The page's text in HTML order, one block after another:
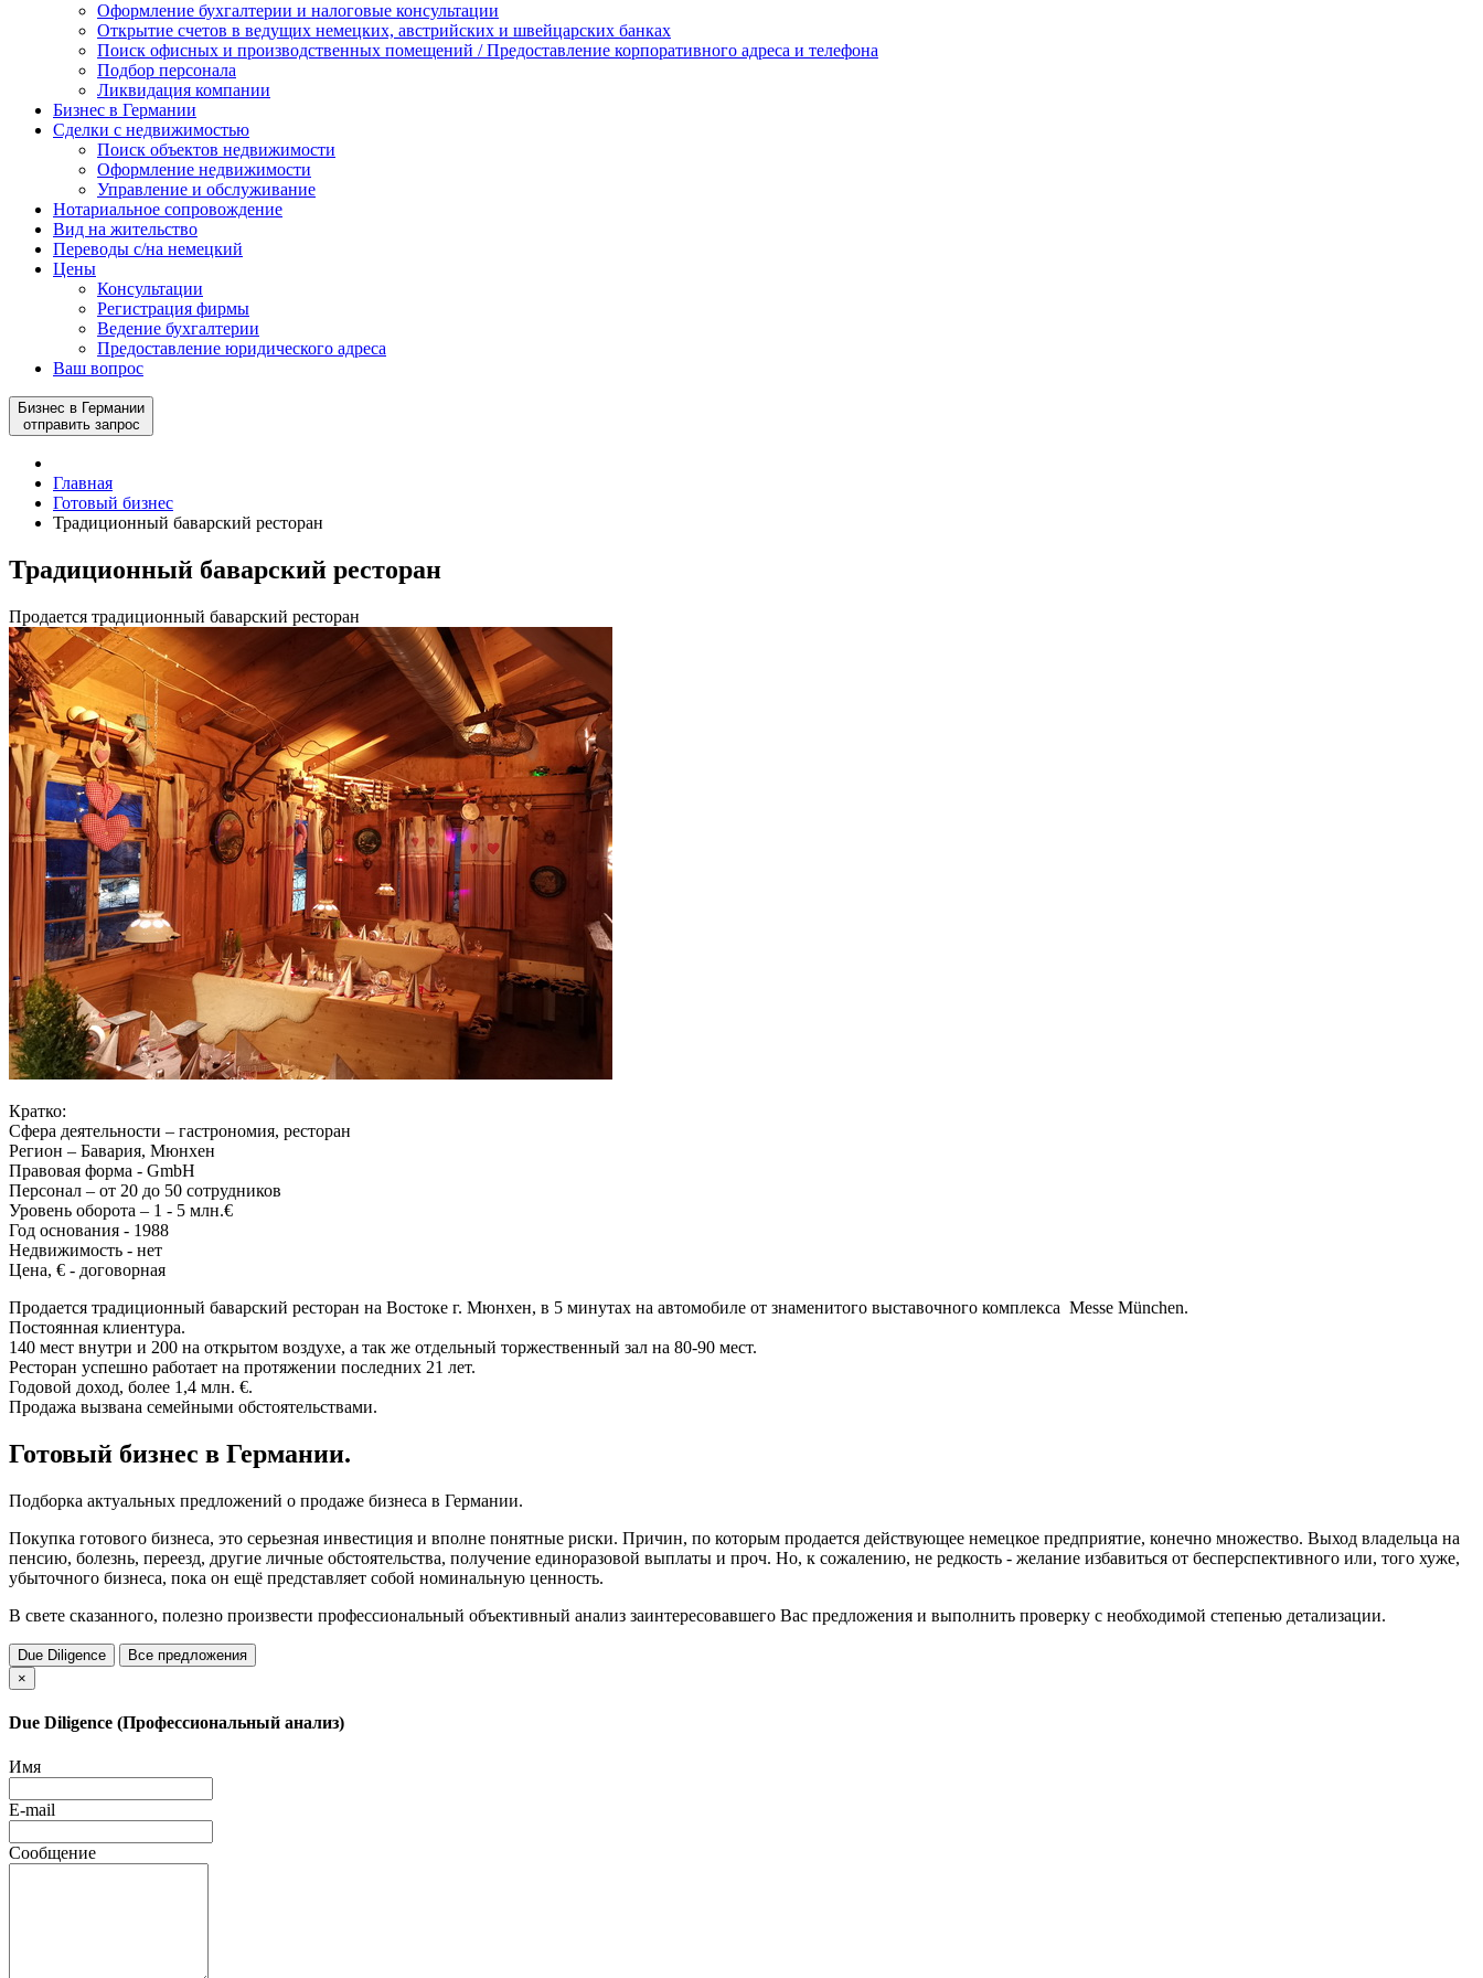
Оформление бухгалтерии и налоговые консультации
Открытие счетов в ведущих немецких, австрийских и швейцарских банках
Поиск офисных и производственных помещений / Предоставление корпоративного адреса и телефона
Подбор персонала
Ликвидация компании
Бизнес в Германии
Сделки с недвижимостью
Поиск объектов недвижимости
Оформление недвижимости
Управление и обслуживание
Нотариальное сопровождение
Вид на жительство
Переводы с/на немецкий
Цены
Консультации
Регистрация фирмы
Ведение бухгалтерии
Предоставление юридического адреса
Ваш вопрос
Бизнес в Германии
отправить запрос
Главная
Готовый бизнес
Традиционный баварский ресторан
Традиционный баварский ресторан
Продается традиционный баварский ресторан
Кратко:
Сфера деятельности – гастрономия, ресторан
Регион – Бавария, Мюнхен
Правовая форма - GmbH
Персонал – от 20 до 50 сотрудников
Уровень оборота – 1 - 5 млн.€
Год основания - 1988
Недвижимость - нет
Цена, € - договорная
Продается традиционный баварский ресторан на Востоке г. Мюнхен, в 5 минутах на автомобиле от знаменитого выставочного комплекса Messe München.
Постоянная клиентура.
140 мест внутри и 200 на открытом воздухе, а так же отдельный торжественный зал на 80-90 мест.
Ресторан успешно работает на протяжении последних 21 лет.
Годовой доход, более 1,4 млн. €.
Продажа вызвана семейными обстоятельствами.
Готовый бизнес в Германии.
Подборка актуальных предложений о продаже бизнеса в Германии.
Покупка готового бизнеса, это серьезная инвестиция и вполне понятные риски. Причин, по которым продается действующее немецкое предприятие, конечно множество. Выход владельца на
пенсию, болезнь, переезд, другие личные обстоятельства, получение единоразовой выплаты и проч. Но, к сожалению, не редкость - желание избавиться от бесперспективного или, того хуже,
убыточного бизнеса, пока он ещё представляет собой номинальную ценность.
В свете сказанного, полезно произвести профессиональный объективный анализ заинтересовавшего Вас предложения и выполнить проверку с необходимой степенью детализации.
Due Diligence
Все предложения
×
Due Diligence (Профессиональный анализ)
Имя
E-mail
Сообщение